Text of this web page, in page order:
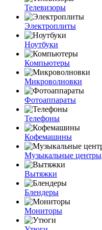
Телевизоры
Электроплиты
Ноутбуки
Компьютеры
Микроволновки
Фотоаппараты
Телефоны
Кофемашины
Музыкальные центры
Вытяжки
Блендеры
Мониторы